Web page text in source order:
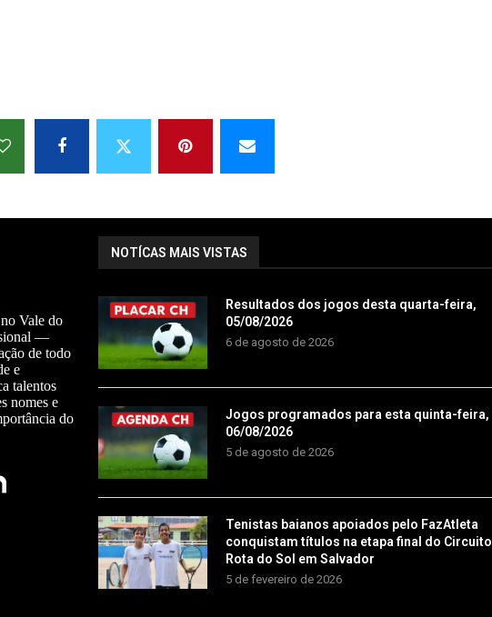
Vale do
—
de todo
e
talentos
nomes e
do
NOTÍCAS MAIS VISTAS
Resultados dos jogos desta quarta-feira,
05/08/2026
6 de agosto de 2026
Jogos programados para esta quinta-feira,
06/08/2026
5 de agosto de 2026
Tenistas baianos apoiados pelo FazAtleta
conquistam títulos na etapa final do Circuito
Rota do Sol em Salvador
5 de fevereiro de 2026